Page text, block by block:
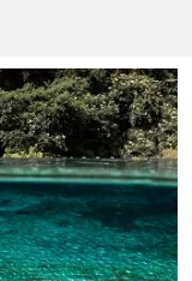
d’un autre monde